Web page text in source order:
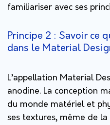
familiariser avec ses
Principe 2 : Savoir ce
dans le Material
L’appellation Material
anodine. La conception
du monde matériel et
ses textures, même de